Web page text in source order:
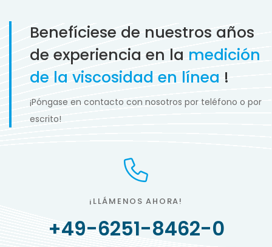
Benefíciese de nuestros años
de experiencia en la medición
de la viscosidad en línea !
¡Póngase en contacto con nosotros por teléfono o por
escrito!
¡LLÁMENOS AHORA!
+49-6251-8462-0